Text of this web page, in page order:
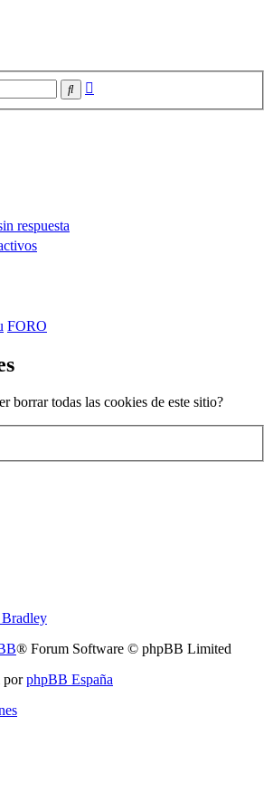
Buscar
respuesta
FORO
borrar todas las cookies de este sitio?
® Forum Software © phpBB Limited
porphpBB España